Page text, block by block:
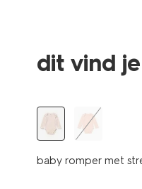
dit vind
baby romper met